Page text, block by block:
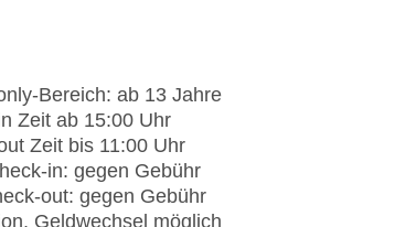
Bereich: ab 13 Jahre
Zeit ab 15:00 Uhr
Zeit bis 11:00 Uhr
in: gegen Gebühr
out: gegen Gebühr
Geldwechsel möglich